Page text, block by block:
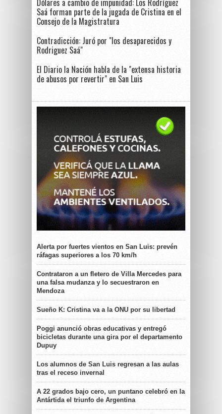
Saá forman parte de la jugada de Cristina en el
Consejo de la Magistratura
Contradicción: Juró por "los desaparecidos y
Rodriguez Saá"
El Diario la Nación habla de la "extensa historia
de abusos por revertir" en San Luis
Alerta por fuertes vientos en San Luis: prevén
ráfagas superiores a los 70 km/h
Contrataron a un fletero de Villa Mercedes para
una falsa mudanza y lo secuestraron en
Mendoza
Sueño K: Cristina va a la ONU por su libertad
Poggi anunció obras educativas y entregó
bicicletas durante una gira por el departamento
Dupuy
Los alumnos de San Luis regresan a las aulas
tras el receso invernal
A 22 grados bajo cero, un puntano celebró en la
Antártida el triunfo de Argentina